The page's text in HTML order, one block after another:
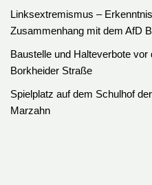
Linksextremismus –
Zusammenhang mit dem AfD
Baustelle und Halteverbote
Borkheider Straße
Spielplatz auf dem Schulhof
Marzahn